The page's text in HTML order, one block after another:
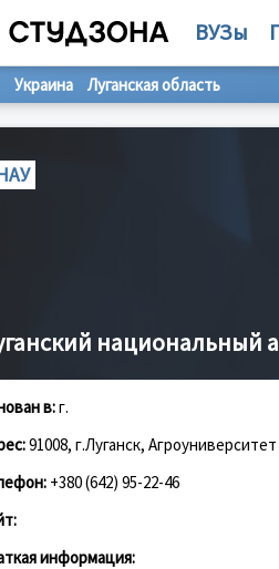
ВУЗы
Украина Луганская область
национальный
в:г.
91008, г.Луганск, Агроуниверситет
+380 (642) 95-22-46
информация: